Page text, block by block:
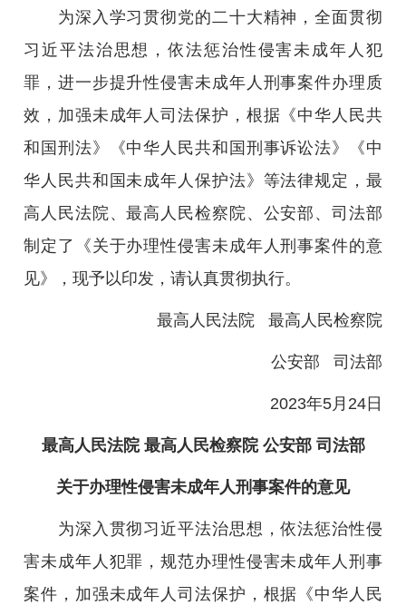
为深入学习贯彻党的二十大精神，全面贯彻
习近平法治思想，依法惩治性侵害未成年人犯
罪，进一步提升性侵害未成年人刑事案件办理质
效，加强未成年人司法保护，根据《中华人民共
和国刑法》《中华人民共和国刑事诉讼法》《中
华人民共和国未成年人保护法》等法律规定，最
高人民法院、最高人民检察院、公安部、司法部
制定了《关于办理性侵害未成年人刑事案件的意
见》，现予以印发，请认真贯彻执行。
最高人民法院 最高人民检察院
公安部 司法部
2023年5月24日
最高人民法院 最高人民检察院 公安部 司法部
关于办理性侵害未成年人刑事案件的意见
为深入贯彻习近平法治思想，依法惩治性侵
害未成年人犯罪，规范办理性侵害未成年人刑事
案件，加强未成年人司法保护，根据《中华人民